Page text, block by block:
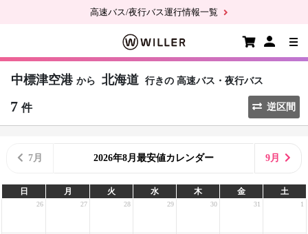
高速バス/夜行バス運行情報一覧
中標津空港 から 北海道 行きの 高速バス・夜行バス
7 件 逆区間
7月 2026年8月最安値カレンダー 9月
日 月 火 水 木 金 土
26 27 28 29 30 31 1